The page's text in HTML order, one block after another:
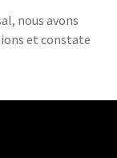
nous avons
et constate